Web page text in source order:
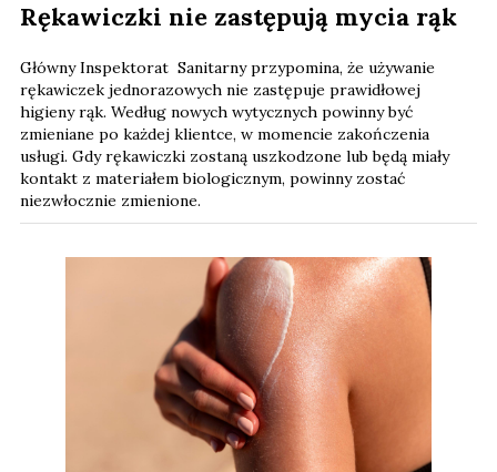
Rękawiczki nie zastępują mycia rąk
Główny Inspektorat Sanitarny przypomina, że używanie
rękawiczek jednorazowych nie zastępuje prawidłowej
higieny rąk. Według nowych wytycznych powinny być
zmieniane po każdej klientce, w momencie zakończenia
usługi. Gdy rękawiczki zostaną uszkodzone lub będą miały
kontakt z materiałem biologicznym, powinny zostać
niezwłocznie zmienione.